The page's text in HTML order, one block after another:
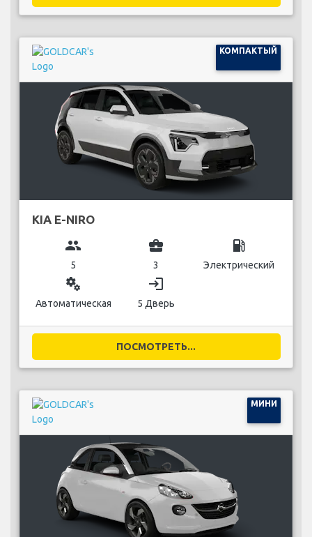
КОМПАКТЫЙ
KIA E-NIRO
group
5
business_center
3
local_gas_station
Электрический
miscellaneous_services
Автоматическая
login
5 Дверь
ПОСМОТРЕТЬ...
МИНИ